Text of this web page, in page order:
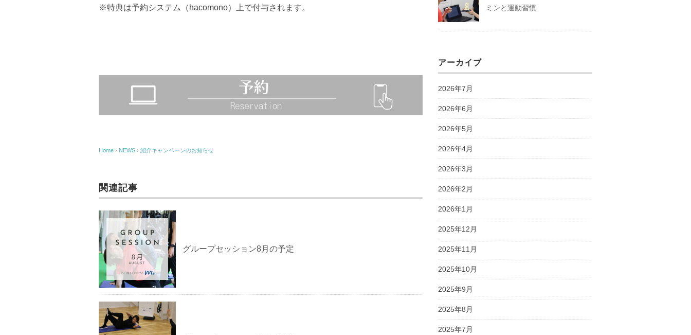
※特典は予約システム（hacomono）上で付与されます。
Home › NEWS › 紹介キャンペーンのお知らせ
関連記事
グループセッション8月の予定
ミンと運動習慣
アーカイブ
2026年7月
2026年6月
2026年5月
2026年4月
2026年3月
2026年2月
2026年1月
2025年12月
2025年11月
2025年10月
2025年9月
2025年8月
2025年7月